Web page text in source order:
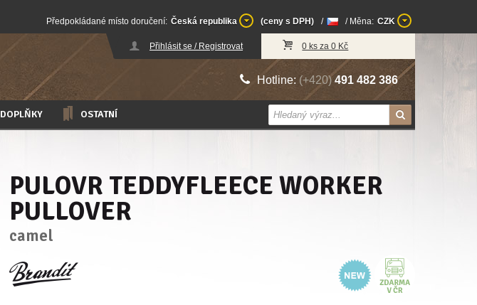
Předpokládané místo doručení: Česká republika (ceny s DPH) / / Měna: CZK
Přihlásit se / Registrovat 0 ks za 0 Kč
Hotline: (+420) 491 482 386
DOPLŇKY OSTATNÍ
PULOVR TEDDYFLEECE WORKER
PULLOVER
camel